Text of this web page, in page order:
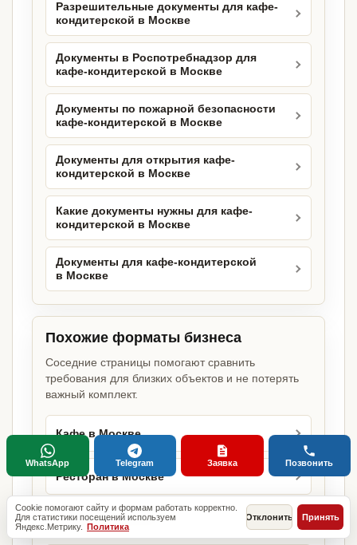
Разрешительные документы для кафе-
кондитерской в Москве
Документы в Роспотребнадзор для
кафе-кондитерской в Москве
Документы по пожарной безопасности
кафе-кондитерской в Москве
Документы для открытия кафе-
кондитерской в Москве
Какие документы нужны для кафе-
кондитерской в Москве
Документы для кафе-кондитерской
в Москве
Похожие форматы бизнеса
Соседние страницы помогают сравнить
требования для близких объектов и не потерять
важный комплект.
Кафе в Москве
Ресторан в Москве
Кофейня в Москве
Cookie помогают сайту и формам работать корректно.
Для статистики посещений используем
Яндекс.Метрику. Политика
Отклонить Принять
WhatsApp Telegram Заявка Позвонить